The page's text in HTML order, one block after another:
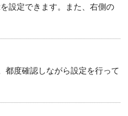
設定できます。また、右側の
都度確認しながら設定を行って